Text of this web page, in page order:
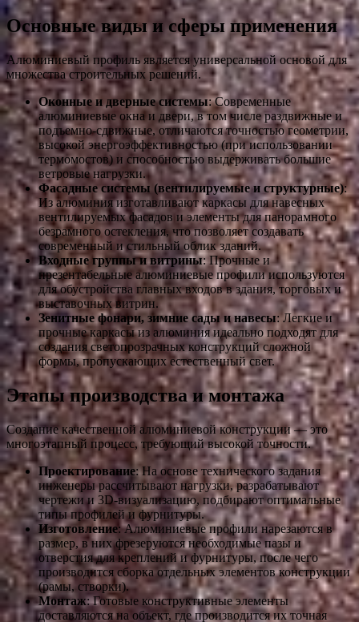
Основные виды и сферы применения
Алюминиевый профиль является универсальной основой для
множества строительных решений.
Оконные и дверные системы: Современные
алюминиевые окна и двери, в том числе раздвижные и
подъемно-сдвижные, отличаются точностью геометрии,
высокой энергоэффективностью (при использовании
термомостов) и способностью выдерживать большие
ветровые нагрузки.
Фасадные системы (вентилируемые и структурные):
Из алюминия изготавливают каркасы для навесных
вентилируемых фасадов и элементы для панорамного
безрамного остекления, что позволяет создавать
современный и стильный облик зданий.
Входные группы и витрины: Прочные и
презентабельные алюминиевые профили используются
для обустройства главных входов в здания, торговых и
выставочных витрин.
Зенитные фонари, зимние сады и навесы: Легкие и
прочные каркасы из алюминия идеально подходят для
создания светопрозрачных конструкций сложной
формы, пропускающих естественный свет.
Этапы производства и монтажа
Создание качественной алюминиевой конструкции — это
многоэтапный процесс, требующий высокой точности.
Проектирование: На основе технического задания
инженеры рассчитывают нагрузки, разрабатывают
чертежи и 3D-визуализацию, подбирают оптимальные
типы профилей и фурнитуры.
Изготовление: Алюминиевые профили нарезаются в
размер, в них фрезеруются необходимые пазы и
отверстия для креплений и фурнитуры, после чего
производится сборка отдельных элементов конструкции
(рамы, створки).
Монтаж: Готовые конструктивные элементы
доставляются на объект, где производится их точная